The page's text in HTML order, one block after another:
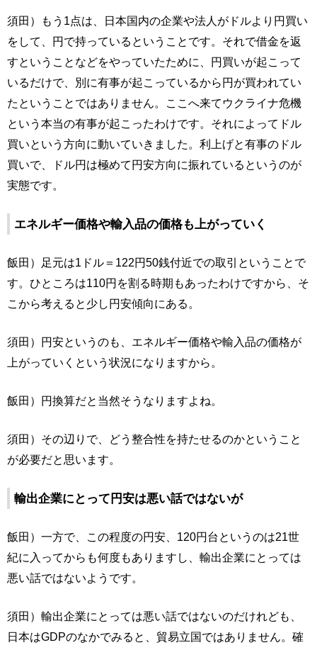
須田）もう1点は、日本国内の企業や法人がドルより円買い
をして、円で持っているということです。それで借金を返
すということなどをやっていたために、円買いが起こって
いるだけで、別に有事が起こっているから円が買われてい
たということではありません。ここへ来てウクライナ危機
という本当の有事が起こったわけです。それによってドル
買いという方向に動いていきました。利上げと有事のドル
買いで、ドル円は極めて円安方向に振れているというのが
実態です。
エネルギー価格や輸入品の価格も上がっていく
飯田）足元は1ドル＝122円50銭付近での取引ということで
す。ひところは110円を割る時期もあったわけですから、そ
こから考えると少し円安傾向にある。
須田）円安というのも、エネルギー価格や輸入品の価格が
上がっていくという状況になりますから。
飯田）円換算だと当然そうなりますよね。
須田）その辺りで、どう整合性を持たせるのかということ
が必要だと思います。
輸出企業にとって円安は悪い話ではないが
飯田）一方で、この程度の円安、120円台というのは21世
紀に入ってからも何度もありますし、輸出企業にとっては
悪い話ではないようです。
須田）輸出企業にとっては悪い話ではないのだけれども、
日本はGDPのなかでみると、貿易立国ではありません。確